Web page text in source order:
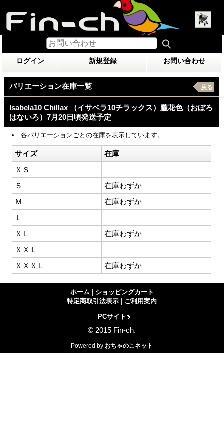
ログイン 新規登録 お問い合わせ
バリエーション在庫一覧 戻る
Isabela10 Chillax （イサベラ10チラックス）朧花色（おぼろ
はないろ）7月20日頃発送予定
各バリエーションごとの在庫を表示しています。
サイズ
在庫
ＸＳ
Ｓ
在庫わずか
Ｍ
在庫わずか
Ｌ
ＸＬ
在庫わずか
ＸＸＬ
ＸＸＸＬ
在庫わずか
ホーム | ショッピングカート
特定商取引法表示 | ご利用案内
PCサイト
© 2015 Fin-ch.
Powered by おちゃのこネット